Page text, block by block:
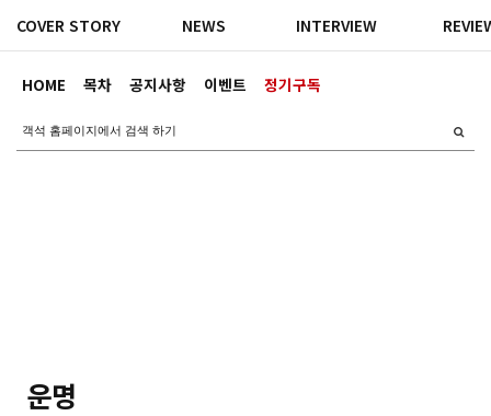
HOME 목차 공지사항 이벤트 정기구독
COVER STORY NEWS INTERVIEW
운명